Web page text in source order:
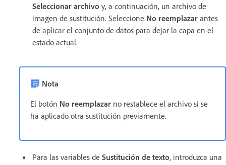
Seleccionar archivo y, a continuación, un archivo de
imagen de sustitución. Seleccione No reemplazar antes
de aplicar el conjunto de datos para dejar la capa en el
estado actual.
Nota
El botón No reemplazar no restablece el archivo si se
ha aplicado otra sustitución previamente.
Para las variables de Sustitución de texto, introduzca una